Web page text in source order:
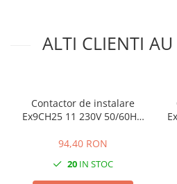
ALTI CLIENTI
Contactor de instalare
Ex9CH25 11 230V 50/60Hz,
94,40 RON
20 IN STOC